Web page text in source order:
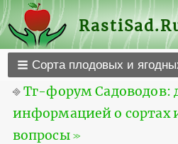
Сорта плодовых и
⎆Тг-форум Садоводов:
информацией о сортах
вопросы ≫